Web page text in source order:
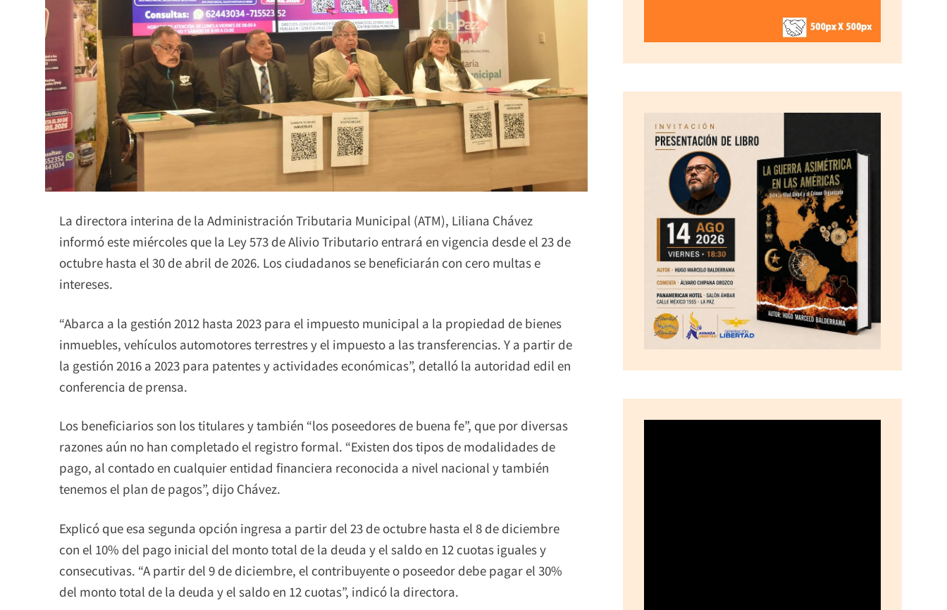
La directora interina de la Administración Tributaria Municipal (ATM), Liliana Chávez
informó este miércoles que la Ley 573 de Alivio Tributario entrará en vigencia desde el 23 de
octubre hasta el 30 de abril de 2026. Los ciudadanos se beneficiarán con cero multas e
intereses.
“Abarca a la gestión 2012 hasta 2023 para el impuesto municipal a la propiedad de bienes
inmuebles, vehículos automotores terrestres y el impuesto a las transferencias. Y a partir de
la gestión 2016 a 2023 para patentes y actividades económicas”, detalló la autoridad edil en
conferencia de prensa.
Los beneficiarios son los titulares y también “los poseedores de buena fe”, que por diversas
razones aún no han completado el registro formal. “Existen dos tipos de modalidades de
pago, al contado en cualquier entidad financiera reconocida a nivel nacional y también
tenemos el plan de pagos”, dijo Chávez.
Explicó que esa segunda opción ingresa a partir del 23 de octubre hasta el 8 de diciembre
con el 10% del pago inicial del monto total de la deuda y el saldo en 12 cuotas iguales y
consecutivas. “A partir del 9 de diciembre, el contribuyente o poseedor debe pagar el 30%
del monto total de la deuda y el saldo en 12 cuotas”, indicó la directora.